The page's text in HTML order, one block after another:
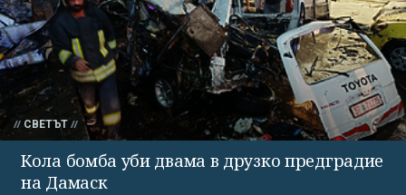
СВЕТЪТ
Кола бомба уби двама в друзко предградие
на Дамаск